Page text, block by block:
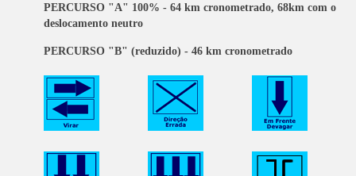
PERCURSO "A" 100% - 64 km cronometrado, 68km com o
deslocamento neutro
PERCURSO "B" (reduzido) - 46 km cronometrado